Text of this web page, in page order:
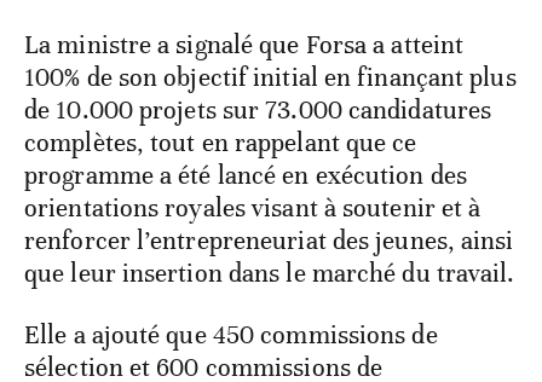
La ministre a signalé que Forsa a atteint
100% de son objectif initial en finançant plus
de 10.000 projets sur 73.000 candidatures
complètes, tout en rappelant que ce
programme a été lancé en exécution des
orientations royales visant à soutenir et à
renforcer l’entrepreneuriat des jeunes, ainsi
que leur insertion dans le marché du travail.
Elle a ajouté que 450 commissions de
sélection et 600 commissions de